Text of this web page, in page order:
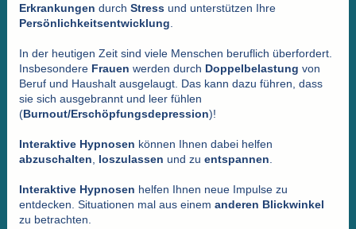
Erkrankungen durch Stressund unterstützen Ihre
Persönlichkeitsentwicklung
In der heutigen Zeit sind viele Menschen beruflich überfordert.
Insbesondere Frauen werden durch Doppelbelastung von
Beruf und Haushalt ausgelaugt. Das kann dazu führen, dass
sie sich ausgebrannt und leer fühlen
(Burnout/Erschöpfungsdepression)!
Interaktive Hypnosen können Ihnen dabei helfen
abzuschalten
loszulassen und zu entspannen
Interaktive Hypnosen helfen Ihnen neue Impulse zu
entdecken. Situationen mal aus einem anderen Blickwinkel
zu betrachten.